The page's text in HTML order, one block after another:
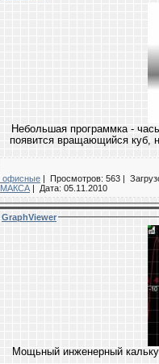
Небольшая программка -
появится вращающийся куб,
офисные | Просмотров: 563 |
МАКСА | Дата: 05.11.2010
GraphViewer
Мощьный инженерный